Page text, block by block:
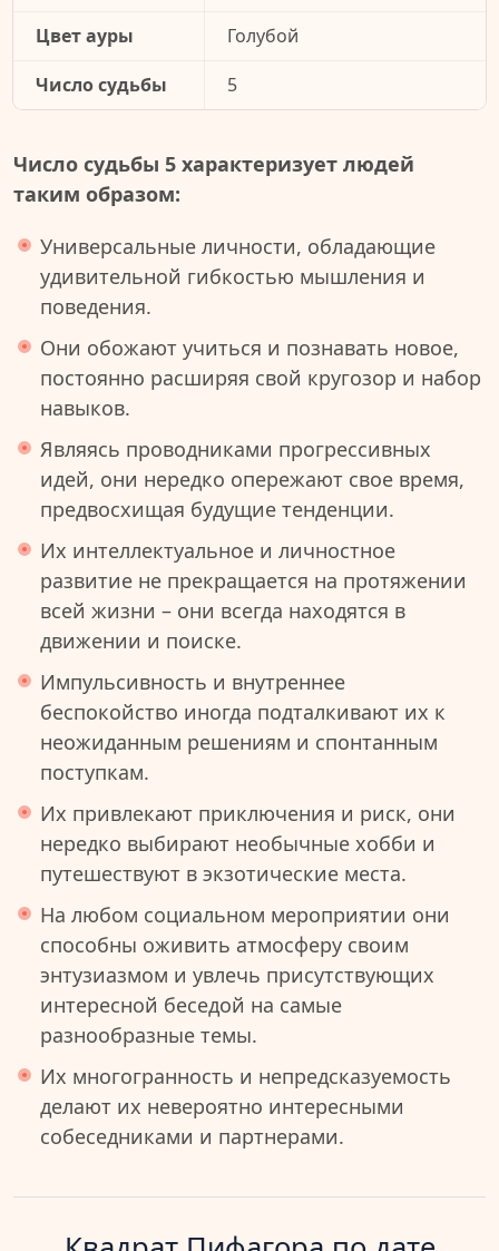
Цвет ауры
Голубой
Число судьбы
5
Число судьбы 5 характеризует людей
таким образом:
Универсальные личности, обладающие
удивительной гибкостью мышления и
поведения.
Они обожают учиться и познавать новое,
постоянно расширяя свой кругозор и набор
навыков.
Являясь проводниками прогрессивных
идей, они нередко опережают свое время,
предвосхищая будущие тенденции.
Их интеллектуальное и личностное
развитие не прекращается на протяжении
всей жизни – они всегда находятся в
движении и поиске.
Импульсивность и внутреннее
беспокойство иногда подталкивают их к
неожиданным решениям и спонтанным
поступкам.
Их привлекают приключения и риск, они
нередко выбирают необычные хобби и
путешествуют в экзотические места.
На любом социальном мероприятии они
способны оживить атмосферу своим
энтузиазмом и увлечь присутствующих
интересной беседой на самые
разнообразные темы.
Их многогранность и непредсказуемость
делают их невероятно интересными
собеседниками и партнерами.